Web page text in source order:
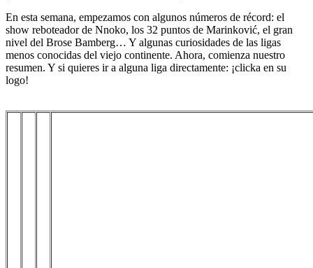
En esta semana, empezamos con algunos números de récord: el
show reboteador de Nnoko, los 32 puntos de Marinković, el gran
nivel del Brose Bamberg… Y algunas curiosidades de las ligas
menos conocidas del viejo continente. Ahora, comienza nuestro
resumen. Y si quieres ir a alguna liga directamente: ¡clicka en su
logo!